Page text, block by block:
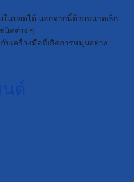
ในปอดได้ นอกจากนี้ด้วยขนาดเล็ก
นิดต่าง ๆ
บเครื่องมือที่เกิดการหมุนอย่าง